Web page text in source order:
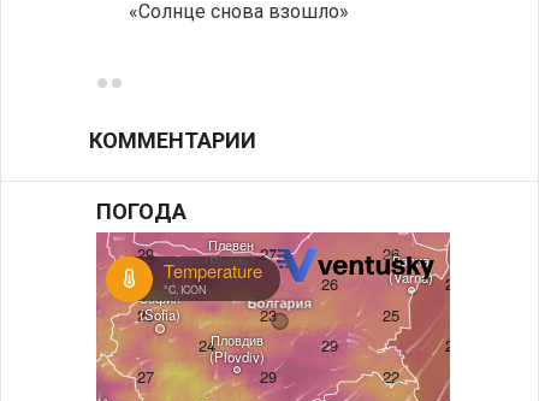
«Солнце снова взошло»
КОММЕНТАРИИ
ПОГОДА